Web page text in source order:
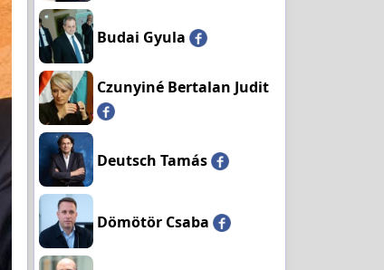
Budai Gyula
Czunyiné Bertalan Judit
Deutsch Tamás
Dömötör Csaba